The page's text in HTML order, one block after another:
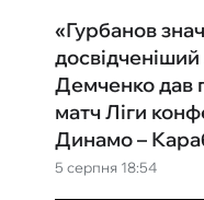
5 серпня 18:54
«Гурбанов
Демченко дав
матч Ліги
Динамо –